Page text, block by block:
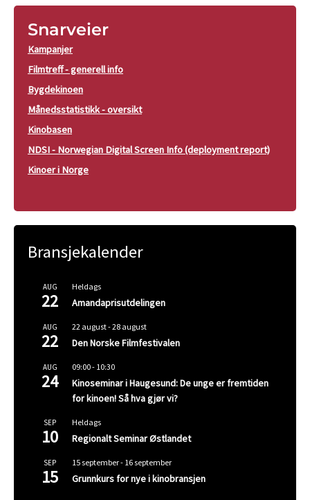
Snarveier
Kampanjer
Filmtreff - generell info
Bygdekinoen
Månedsstatistikk - oversikt
Kinobasen
NDSI - Norwegian Digital Screen Info (deployment report)
Kinoer i Norge
Bransjekalender
AUG
22
Heldags
Amandaprisutdelingen
AUG
22
22 august-28 august
Den Norske Filmfestivalen
AUG
24
09:00- 10:30
Kinoseminar i Haugesund: De unge er fremtiden
for kinoen! Så hva gjør vi?
SEP
10
Heldags
Regionalt Seminar Østlandet
SEP
15
15 september- 16 september
Grunnkurs for nye i kinobransjen